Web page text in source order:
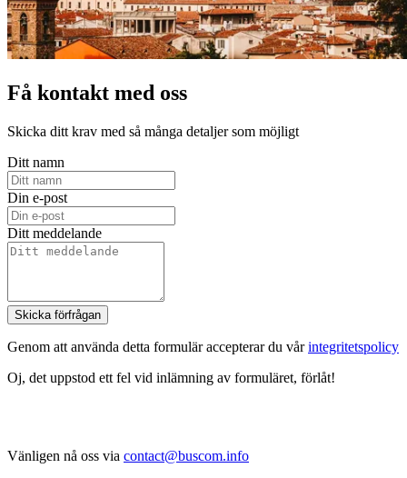
Få kontakt med oss
Skicka ditt krav med så många detaljer som möjligt
Ditt namn
Din e-post
Ditt meddelande
Skicka förfrågan
Genom att använda detta formulär accepterar du vårintegritetspolicy
Oj, det uppstod ett fel vid inlämning av formuläret, förlåt!
Vänligen nå oss via contact@buscom.info